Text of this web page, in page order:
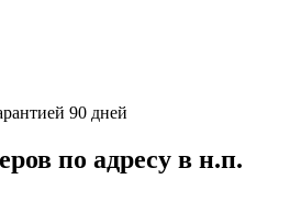
90 дней
по адресу в н.п.